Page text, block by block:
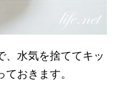
、水気を捨ててキッ
おきます。